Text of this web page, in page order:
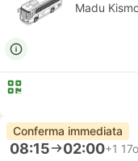
Madu
Conferma immediata
08:15 02:00+1